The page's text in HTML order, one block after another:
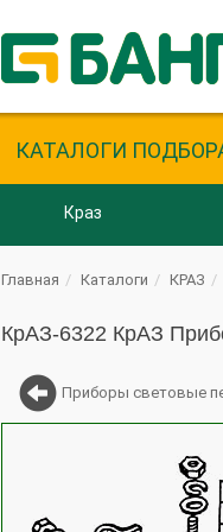
КАТАЛОГИ
Краз
Главная Каталоги КРАЗ
КрАЗ-6322 КрАЗ
Приборы световые